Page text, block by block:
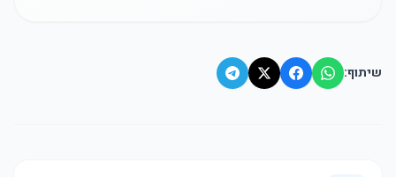
שיתוף: